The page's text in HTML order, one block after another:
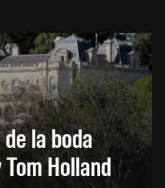
la boda
Holland